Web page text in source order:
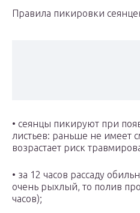
Правила пикировки
• сеянцы пикируют при
листьев: раньше не имеет
возрастает риск
• за 12 часов рассаду
очень рыхлый, то полив
часов);